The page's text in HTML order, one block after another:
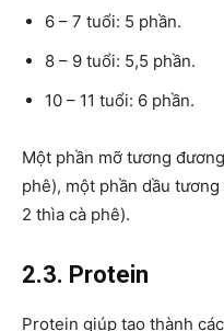
6 – 7 tuổi: 5 phần.
8 – 9 tuổi: 5,5 phần.
10 – 11 tuổi: 6 phần.
Một phần mỡ tương
phê), một phần dầu
2 thìa cà phê).
2.3. Protein
Protein giúp tạo thành